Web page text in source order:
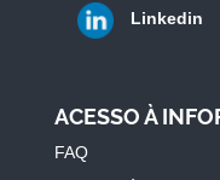
Linkedin
ACESSO À
FAQ